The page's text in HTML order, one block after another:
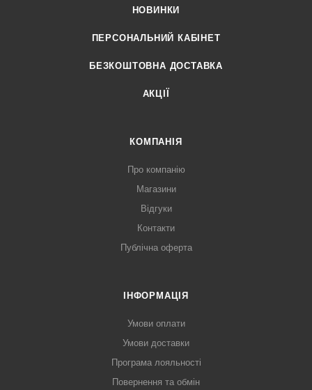
НОВИНКИ
ПЕРСОНАЛЬНИЙ КАБІНЕТ
БЕЗКОШТОВНА ДОСТАВКА
АКЦІЇ
КОМПАНІЯ
Про компанію
Магазини
Відгуки
Контакти
Публічна оферта
ІНФОРМАЦІЯ
Умови оплати
Умови доставки
Програма лояльності
Повернення та обмін